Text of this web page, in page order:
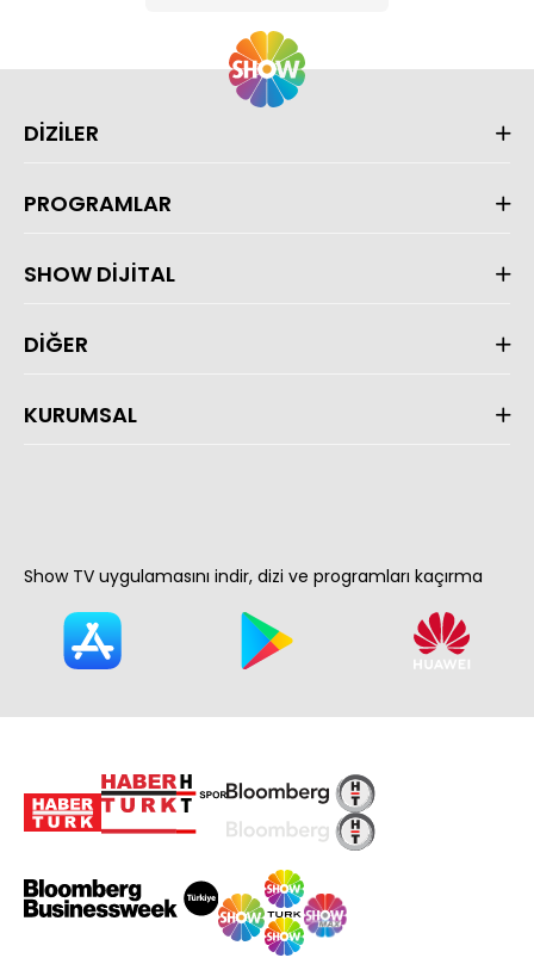
DİZİLER
PROGRAMLAR
SHOW DİJİTAL
DİĞER
KURUMSAL
Show TV uygulamasını indir, dizi ve programları kaçırma